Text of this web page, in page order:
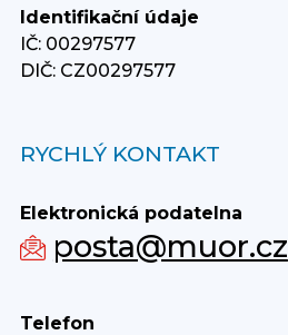
Identifikační údaje
IČ: 00297577
DIČ: CZ00297577
RYCHLÝ KONTAKT
Elektronická podatelna
posta@muor.cz
Telefon